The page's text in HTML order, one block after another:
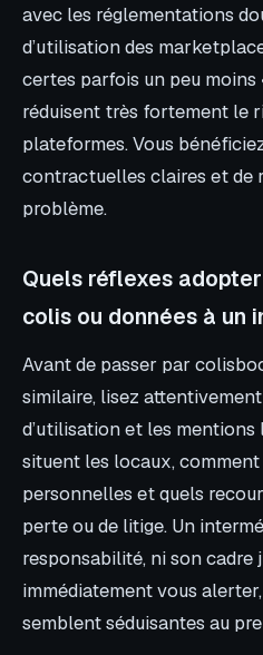
avec les réglementations
d’utilisation des
certes parfois un peu moins
réduisent très fortement le
plateformes. Vous
contractuelles claires et de
problème.
Quels réflexes
colis ou données à un
Avant de passer par
similaire, lisez
d’utilisation et les mentions
situent les locaux,
personnelles et quels
perte ou de litige. Un
responsabilité, ni son cadre
immédiatement vous
semblent séduisantes au